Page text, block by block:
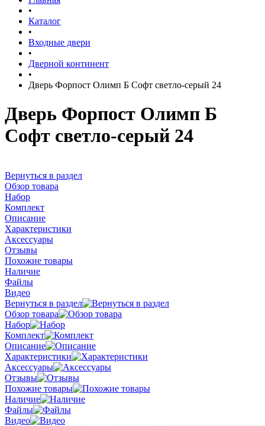
•
Каталог
•
Входные двери
•
Дверной континент
•
Дверь Форпост Олимп Б Софт светло-серый 24
Дверь Форпост Олимп Б
Софт светло-серый 24
Вернуться в раздел
Обзор товара
Набор
Комплект
Описание
Характеристики
Аксессуары
Отзывы
Похожие товары
Наличие
Файлы
Видео
Вернуться в раздел
Обзор товара
Набор
Комплект
Описание
Характеристики
Аксессуары
Отзывы
Похожие товары
Наличие
Файлы
Видео